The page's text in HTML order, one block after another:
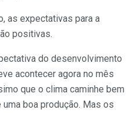
as expectativas para a
positivas.
do desenvolvimento
acontecer agora no mês
que o clima caminhe bem
boa produção. Mas os